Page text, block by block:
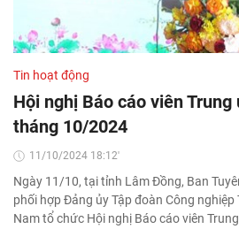
Tin hoạt động
Hội nghị Báo cáo viên
tháng 10/2024
11/10/2024 18:12'
Ngày 11/10, tại tỉnh Lâm Đồng, Ban
phối hợp Đảng ủy Tập đoàn Công
Nam tổ chức Hội nghị Báo cáo viên